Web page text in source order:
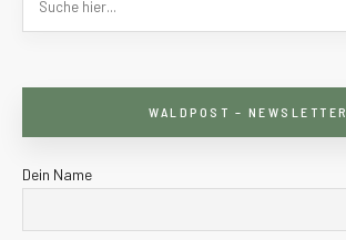
WALDPOST – NEWSLETTER
Dein Name